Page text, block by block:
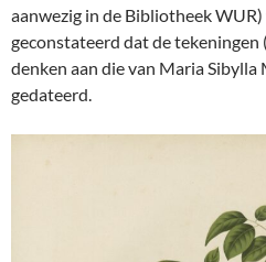
aanwezig in de Bibliotheek
geconstateerd dat de tekeningen
denken aan die van Maria
gedateerd.